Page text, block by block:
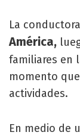
La conductora
América,
familiares en
momento
actividades.
En medio de